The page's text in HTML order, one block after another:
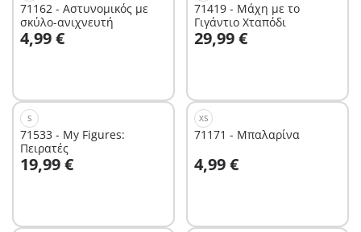
71162 - Αστυνομικός με
σκύλο-ανιχνευτή
4,99 €
Στο καλάθι
71419 - Μάχη με το
Γιγάντιο Χταπόδι
29,99 €
Στο καλάθι
S
71533 - My Figures:
Πειρατές
19,99 €
Στο καλάθι
XS
71171 - Μπαλαρίνα
4,99 €